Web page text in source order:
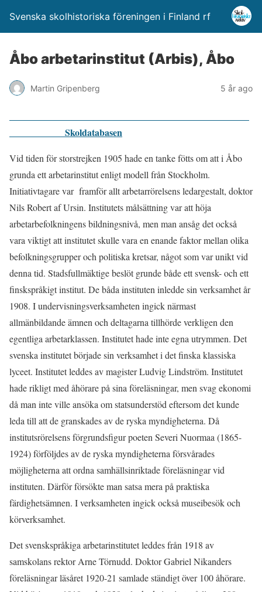
Svenska skolhistoriska föreningen i Finland rf
Åbo arbetarinstitut (Arbis), Åbo
Martin Gripenberg 5 år ago
Skoldatabasen
Vid tiden för storstrejken 1905 hade en tanke fötts om att i Åbo
grunda ett arbetarinstitut enligt modell från Stockholm.
Initiativtagare var framför allt arbetarrörelsens ledargestalt, doktor
Nils Robert af Ursin. Institutets målsättning var att höja
arbetarbefolkningens bildningsnivå, men man ansåg det också
vara viktigt att institutet skulle vara en enande faktor mellan olika
befolkningsgrupper och politiska kretsar, något som var unikt vid
denna tid. Stadsfullmäktige beslöt grunde både ett svensk- och ett
finskspråkigt institut. De båda instituten inledde sin verksamhet år
1908. I undervisningsverksamheten ingick närmast
allmänbildande ämnen och deltagarna tillhörde verkligen den
egentliga arbetarklassen. Institutet hade inte egna utrymmen. Det
svenska institutet började sin verksamhet i det finska klassiska
lyceet. Institutet leddes av magister Ludvig Lindström. Institutet
hade rikligt med åhörare på sina föreläsningar, men svag ekonomi
då man inte ville ansöka om statsunderstöd eftersom det kunde
leda till att de granskades av de ryska myndigheterna. Då
institutsrörelsens förgrundsfigur poeten Severi Nuormaa (1865-
1924) förföljdes av de ryska myndigheterna försvårades
möjligheterna att ordna samhällsinriktade föreläsningar vid
instituten. Därför försökte man satsa mera på praktiska
färdighetsämnen. I verksamheten ingick också museibesök och
körverksamhet.
Det svenskspråkiga arbetarinstitutet leddes från 1918 av
samskolans rektor Arne Törnudd. Doktor Gabriel Nikanders
föreläsningar läsåret 1920-21 samlade ständigt över 100 åhörare.